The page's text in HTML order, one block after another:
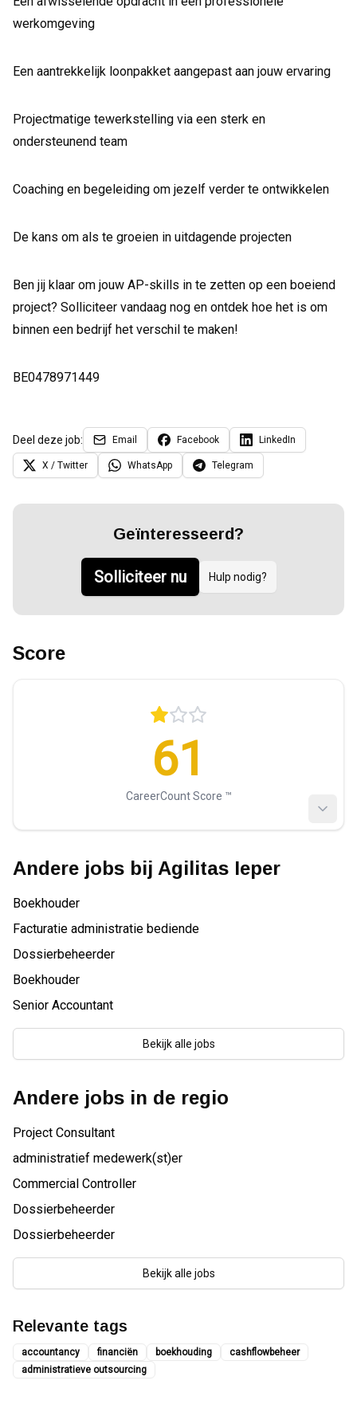
werkomgeving
Een aantrekkelijk loonpakket aangepast aan jouw ervaring
Projectmatige tewerkstelling via een sterk en
ondersteunend team
Coaching en begeleiding om jezelf verder te ontwikkelen
De kans om als te groeien in uitdagende projecten
Ben jij klaar om jouw AP-skills in te zetten op een boeiend
project? Solliciteer vandaag nog en ontdek hoe het is om
binnen een bedrijf het verschil te maken!
BE0478971449
Deel deze job: Email Facebook LinkedIn
X / Twitter WhatsApp Telegram
Geïnteresseerd?
Solliciteer nu Hulp nodig?
Score
61
CareerCount Score ™️
Andere jobs bij Agilitas Ieper
Boekhouder
Facturatie administratie bediende
Dossierbeheerder
Boekhouder
Senior Accountant
Bekijk alle jobs
Andere jobs in de regio
Project Consultant
administratief medewerk(st)er
Commercial Controller
Dossierbeheerder
Dossierbeheerder
Bekijk alle jobs
Relevante tags
accountancy financiën boekhouding
cashflowbeheer
administratieve outsourcing